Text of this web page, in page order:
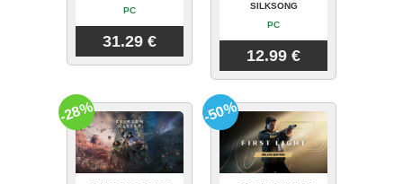
PC
31.29 €
SILKSONG
PC
12.99 €
-28% -50%